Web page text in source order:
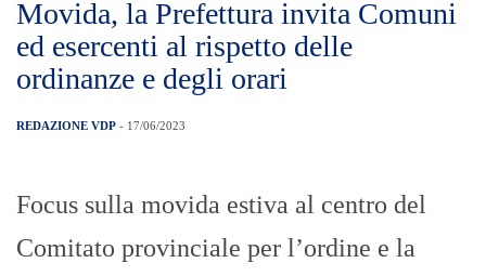
Movida, la Prefettura invita Comuni
ed esercenti al rispetto delle
ordinanze e degli orari
REDAZIONE VDP - 17/06/2023
Focus sulla movida estiva al centro del
Comitato provinciale per l’ordine e la